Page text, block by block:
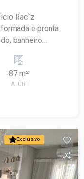
Rac`z
e pronta
ou
qualidade.
87 m²
A. Útil
Exclusivo